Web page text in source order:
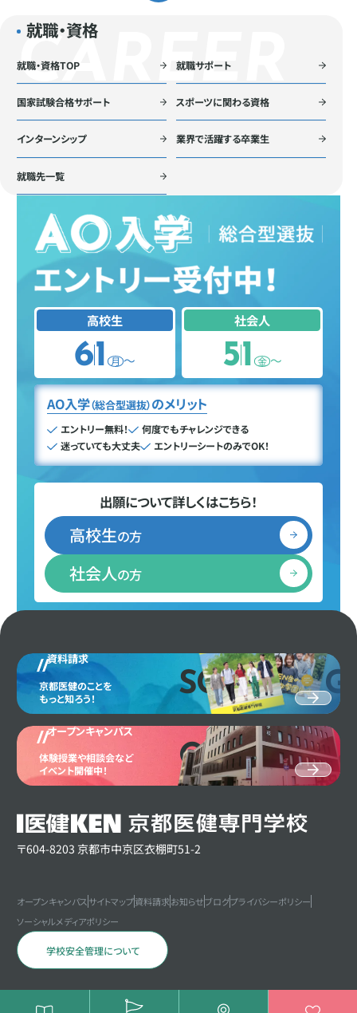
就職・資格
就職・資格TOP 就職サポート
国家試験合格サポート スポーツに関わる資格
インターンシップ 業界で活躍する卒業生
就職先一覧
高校生
61 月 〜
社会人
51 金 〜
AO入学（総合型選抜）のメリット
エントリー無料！
何度でもチャレンジできる
迷っていても大丈夫
エントリーシートのみでOK！
出願について詳しくはこちら！
高校生の方
社会人の方
SCHOOL
資料請求
京都医健のことを
もっと知ろう！
OPEN
オープンキャンパス
体験授業や相談会など
イベント開催中！
〒604-8203 京都市中京区衣棚町51-2
オープンキャンパスサイトマップ資料請求お知らせブログプライバシーポリシー
ソーシャルメディアポリシー
学校安全管理について